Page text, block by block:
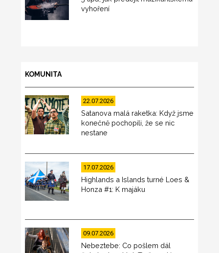
vyhoření
KOMUNITA
22.07.2026
Satanova malá raketka: Když jsme
konečně pochopili, že se nic
nestane
17.07.2026
Highlands a Islands turné Loes &
Honza #1: K majáku
09.07.2026
Nebeztebe: Co pošlem dál